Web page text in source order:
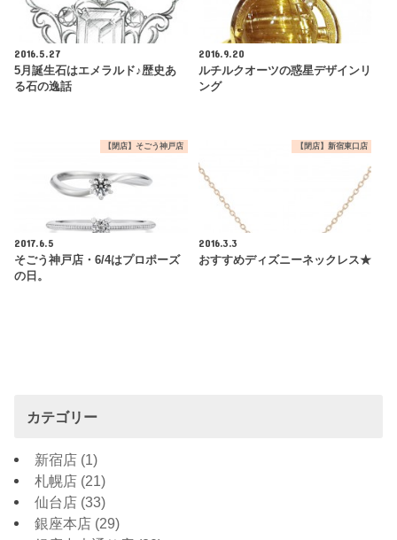
2016.5.27
5月誕生石はエメラルド♪歴史あ
る石の逸話
2016.9.20
ルチルクオーツの惑星デザインリ
ング
【閉店】そごう神戸店
2017.6.5
そごう神戸店・6/4はプロポーズ
の日。
【閉店】新宿東口店
2016.3.3
おすすめディズニーネックレス★
カテゴリー
新宿店 (1)
札幌店 (21)
仙台店 (33)
銀座本店 (29)